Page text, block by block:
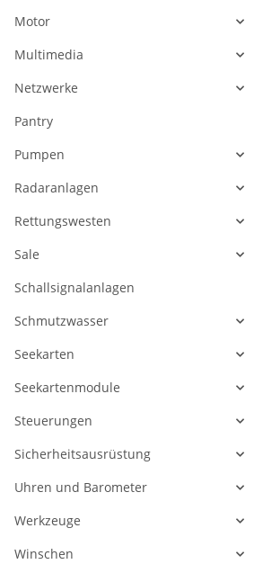
Motor
Multimedia
Netzwerke
Pantry
Pumpen
Radaranlagen
Rettungswesten
Sale
Schallsignalanlagen
Schmutzwasser
Seekarten
Seekartenmodule
Steuerungen
Sicherheitsausrüstung
Uhren und Barometer
Werkzeuge
Winschen